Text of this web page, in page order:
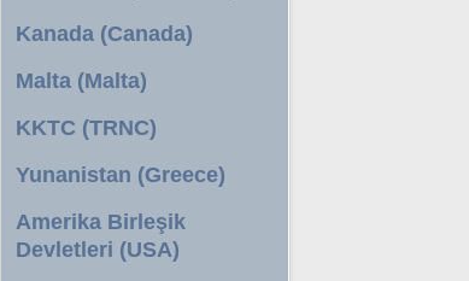
Kanada (Canada)
Malta (Malta)
KKTC (TRNC)
Yunanistan (Greece)
Amerika Birleşik
Devletleri (USA)